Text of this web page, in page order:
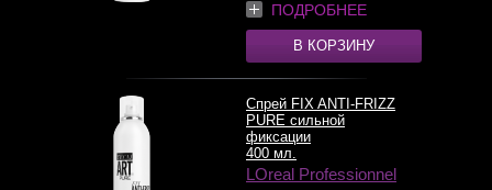
ПОДРОБНЕЕ
В КОРЗИНУ
Спрей FIX ANTI-FRIZZ
PURE сильной
фиксации
400 мл.
LOreal Professionnel